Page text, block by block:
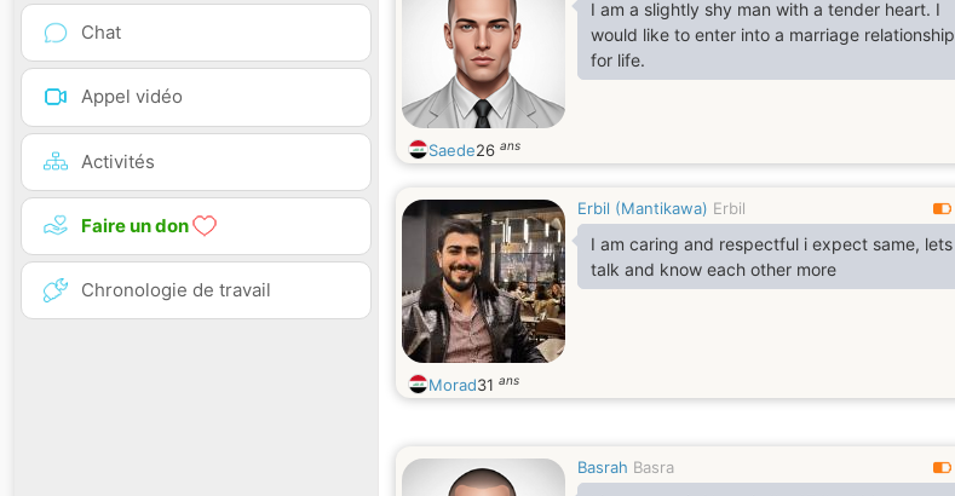
Chat
Appel vidéo
Activités
Faire un don
Chronologie de travail
I am a slightly shy man with a tender heart. I
would like to enter into a marriage relationship
for life.
Saede26 ans
Erbil (Mantikawa) Erbil
I am caring and respectful i expect same, lets
talk and know each other more
Morad31 ans
Basrah Basra